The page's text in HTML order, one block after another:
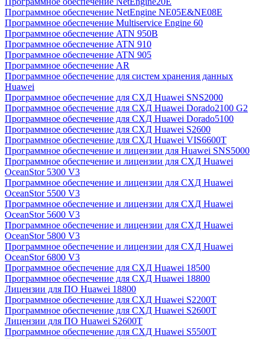
Программное обеспечение NetEngine NE05E&NE08E
Программное обеспечение Multiservice Engine 60
Программное обеспечение ATN 950B
Программное обеспечение ATN 910
Программное обеспечение ATN 905
Программное обеспечение AR
Программное обеспечение для систем хранения данных
Huawei
Программное обеспечение для СХД Huawei SNS2000
Программное обеспечение для СХД Huawei Dorado2100 G2
Программное обеспечение для СХД Huawei Dorado5100
Программное обеспечение для СХД Huawei S2600
Программное обеспечение для СХД Huawei VIS6600T
Программное обеспечение и лицензии для Huawei SNS5000
Программное обеспечение и лицензии для СХД Huawei
OceanStor 5300 V3
Программное обеспечение и лицензии для СХД Huawei
OceanStor 5500 V3
Программное обеспечение и лицензии для СХД Huawei
OceanStor 5600 V3
Программное обеспечение и лицензии для СХД Huawei
OceanStor 5800 V3
Программное обеспечение и лицензии для СХД Huawei
OceanStor 6800 V3
Программное обеспечение для СХД Huawei 18500
Программное обеспечение для СХД Huawei 18800
Лицензии для ПО Huawei 18800
Программное обеспечение для СХД Huawei S2200T
Программное обеспечение для СХД Huawei S2600T
Лицензии для ПО Huawei S2600T
Программное обеспечение для СХД Huawei S5500T